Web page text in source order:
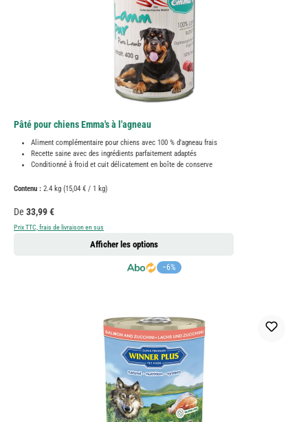
Pâté pour chiens Emma's à l'agneau
Aliment complémentaire pour chiens avec 100 % d'agneau frais
Recette saine avec des ingrédients parfaitement adaptés
Conditionné à froid et cuit délicatement en boîte de conserve
Contenu : 2.4 kg (15,04 € / 1 kg)
Prix régulier :
De 33,99 €
Prix TTC, frais de livraison en sus
−6%
Afficher les options